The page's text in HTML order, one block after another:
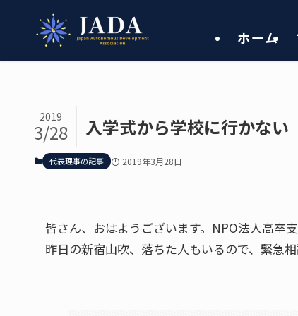
ホーム
入学式から学校に行かな
2019
3/28
代表理事の記事 2019年3月28日
皆さん、おはようございます。NPO法人高卒支
昨日の新宿山吹、落ちた人もいるので、緊急